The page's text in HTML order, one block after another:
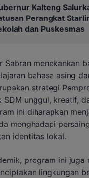
Kalteng
Perangkat
dan Puskesmas
Sabran menekankan
bahasa asing
strategi
SDM unggul, kreatif,
ini diharapkan
menghadapi
identitas lokal.
program ini juga
lingkungan